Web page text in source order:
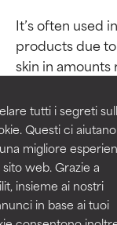
tutti i segreti
Questi ci
migliore
web. Grazie a
insieme ai nostri
in base ai tuoi
It’s often used
products due
skin in amounts
raw material
The Cosmetic
deemed